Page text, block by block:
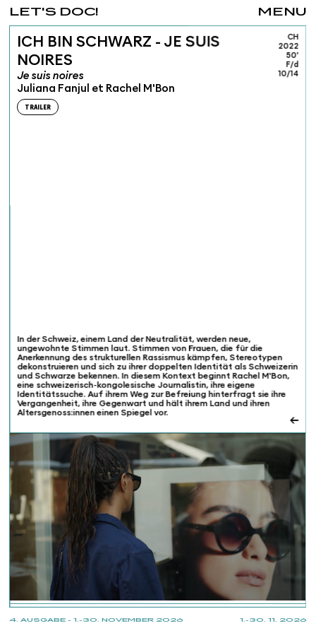
1.-30. 11. 2026
4. AUSGABE - 1.-30. NOVEMBER 2026
MENU
LET'S DOC!
ICH BIN SCHWARZ - JE SUIS
NOIRES
Je suis noires
Juliana Fanjul et Rachel M'Bon
TRAILER
CH
2022
50'
F/d
10/14
In der Schweiz, einem Land der Neutralität, werden neue,
ungewohnte Stimmen laut. Stimmen von Frauen, die für die
Anerkennung des strukturellen Rassismus kämpfen, Stereotypen
dekonstruieren und sich zu ihrer doppelten Identität als Schweizerin
und Schwarze bekennen. In diesem Kontext beginnt Rachel M'Bon,
eine schweizerisch-kongolesische Journalistin, ihre eigene
Identitätssuche. Auf ihrem Weg zur Befreiung hinterfragt sie ihre
Vergangenheit, ihre Gegenwart und hält ihrem Land und ihren
Altersgenoss:innen einen Spiegel vor.
←